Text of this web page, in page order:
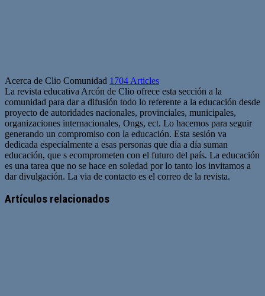
Acerca de Clio Comunidad 1704 Articles
La revista educativa Arcón de Clio ofrece esta sección a la
comunidad para dar a difusión todo lo referente a la educación desde
proyecto de autoridades nacionales, provinciales, municipales,
organizaciones internacionales, Ongs, ect. Lo hacemos para seguir
generando un compromiso con la educación. Esta sesión va
dedicada especialmente a esas personas que día a día suman
educación, que s ecomprometen con el futuro del país. La educación
es una tarea que no se hace en soledad por lo tanto los invitamos a
dar divulgación. La via de contacto es el correo de la revista.
web
Artículos relacionados